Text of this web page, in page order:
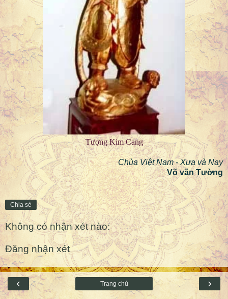
Tượng Kim Cang
Chùa Việt Nam - Xưa và Nay
Võ văn Tường
Chia sẻ
Không có nhận xét nào:
Đăng nhận xét
‹ ›
Trang chủ